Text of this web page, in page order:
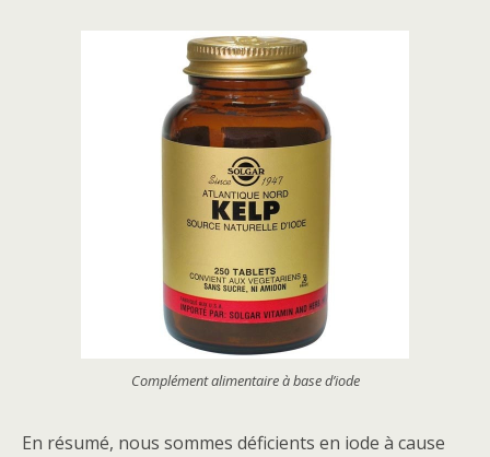
Complément alimentaire à base d’iode
En résumé, nous sommes déficients en iode à cause